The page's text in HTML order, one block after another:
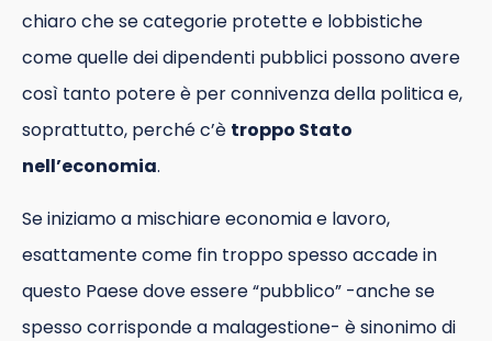
chiaro che se categorie protette e lobbistiche
come quelle dei dipendenti pubblici possono avere
così tanto potere è per connivenza della politica e,
soprattutto, perché c’è troppo Stato
nell’economia.
Se iniziamo a mischiare economia e lavoro,
esattamente come fin troppo spesso accade in
questo Paese dove essere “pubblico” -anche se
spesso corrisponde a malagestione- è sinonimo di